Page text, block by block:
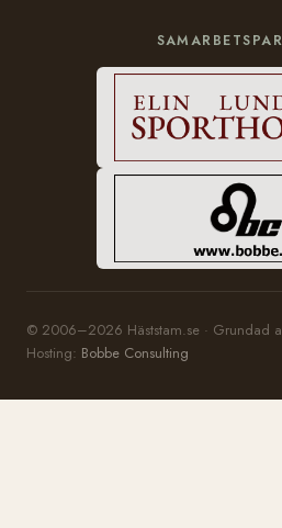
© 2006–2026 Häststam.se · Grundad
Hosting: Bobbe Consulting